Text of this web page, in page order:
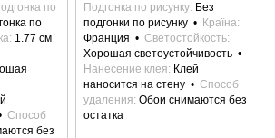
по
по
1.77 см
Способ
без
Подгонка по рисунку Без
подгонки по рисунку
Країна
Франция
Светостойкость
Хорошая светоустойчивость
Нанесение клея
Клей
наносится на стену
Способ
удаления Обои снимаются без
остатка